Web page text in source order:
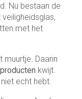
Nu bestaan de
met het
muurtje. Daarin
kwijt.
echt hebt.